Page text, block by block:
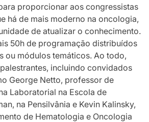
proporcionar aos congressistas
há de mais moderno na oncologia,
de atualizar o conhecimento.
50h de programação distribuídos
ou módulos temáticos. Ao todo,
incluindo convidados
George Netto, professor de
Laboratorial na Escola de
na Pensilvânia e Kevin Kalinsky,
de Hematologia e Oncologia